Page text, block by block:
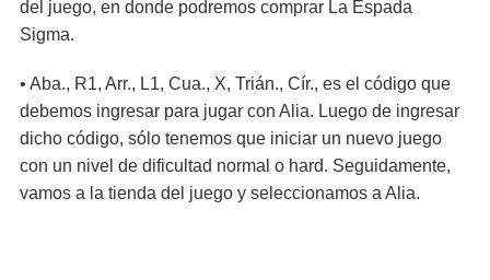
del juego, en donde podremos comprar La Espada
Sigma.
• Aba., R1, Arr., L1, Cua., X, Trián., Cír., es el código que
debemos ingresar para jugar con Alia. Luego de ingresar
dicho código, sólo tenemos que iniciar un nuevo juego
con un nivel de dificultad normal o hard. Seguidamente,
vamos a la tienda del juego y seleccionamos a Alia.